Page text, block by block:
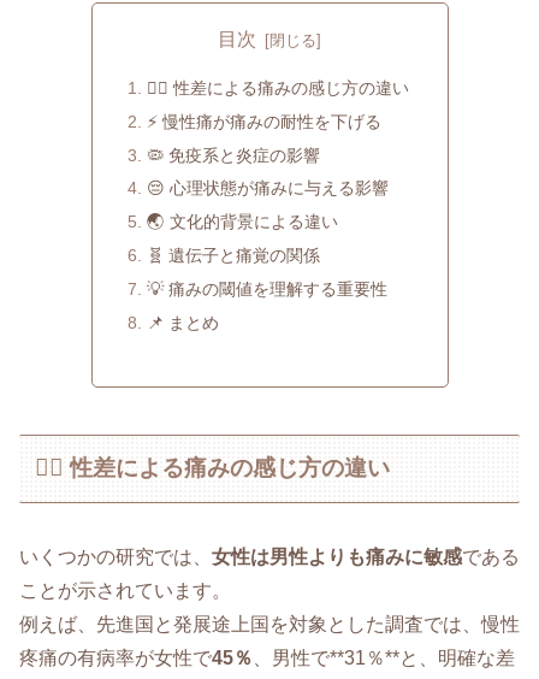
目次
👩‍⚕️ 性差による痛みの感じ方の違い
⚡ 慢性痛が痛みの耐性を下げる
🦠 免疫系と炎症の影響
😔 心理状態が痛みに与える影響
🌏 文化的背景による違い
🧬 遺伝子と痛覚の関係
💡 痛みの閾値を理解する重要性
📌 まとめ
👩‍⚕️ 性差による痛みの感じ方の違い
いくつかの研究では、 女性は男性よりも痛みに敏感である
ことが示されています。
例えば、先進国と発展途上国を対象とした調査では、慢性
疼痛の有病率が女性で45％
、男性で**31％**と、明確な差